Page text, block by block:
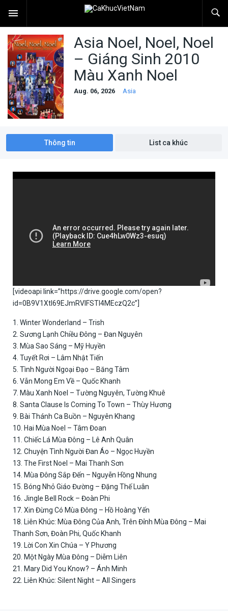
Asia Noel, Noel, Noel
– Giáng Sinh 2010
Màu Xanh Noel
Aug. 06, 2026 Asia
Thông tin List ca khúc
[videoapi link=”https://drive.google.com/open?
id=0B9V1XtI69EJmRVlFSTI4MEczQ2c”]
1. Winter Wonderland – Trish
2. Sương Lạnh Chiều Đông – Đan Nguyên
3. Mùa Sao Sáng – Mỹ Huyền
4. Tuyết Rơi – Lâm Nhật Tiến
5. Tình Người Ngoại Đạo – Băng Tâm
6. Vẫn Mong Em Về – Quốc Khanh
7. Màu Xanh Noel – Tường Nguyên, Tường Khuê
8. Santa Clause Is Coming To Town – Thùy Hương
9. Bài Thánh Ca Buồn – Nguyên Khang
10. Hai Mùa Noel – Tâm Đoan
11. Chiếc Lá Mùa Đông – Lê Anh Quân
12. Chuyện Tình Người Đan Áo – Ngọc Huyền
13. The First Noel – Mai Thanh Sơn
14. Mùa Đông Sắp Đến – Nguyễn Hồng Nhung
15. Bóng Nhỏ Giáo Đường – Đặng Thế Luân
16. Jingle Bell Rock – Đoàn Phi
17. Xin Đừng Có Mùa Đông – Hồ Hoàng Yến
18. Liên Khúc: Mùa Đông Của Anh, Trên Đỉnh Mùa Đông – Mai
Thanh Sơn, Đoàn Phi, Quốc Khanh
19. Lời Con Xin Chúa – Y Phương
20. Một Ngày Mùa Đông – Diễm Liên
21. Mary Did You Know? – Ánh Minh
22. Liên Khúc: Silent Night – All Singers